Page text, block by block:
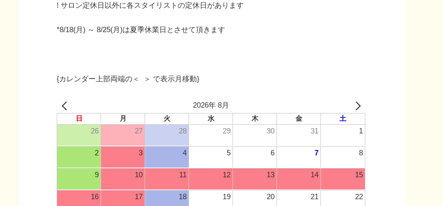
! サロン定休日以外に各スタイリストの定休日があります
*8/18(月) ～ 8/25(月)は夏季休業日とさせて頂きます
{カレンダー上部両端の＜ ＞ で表示月移動}
2026年 8月
日 月 火 水 木 金 土
26 27 28 29 30 31 1
2 3 4 5 6 7 8
9 10 11 12 13 14 15
16 17 18 19 20 21 22